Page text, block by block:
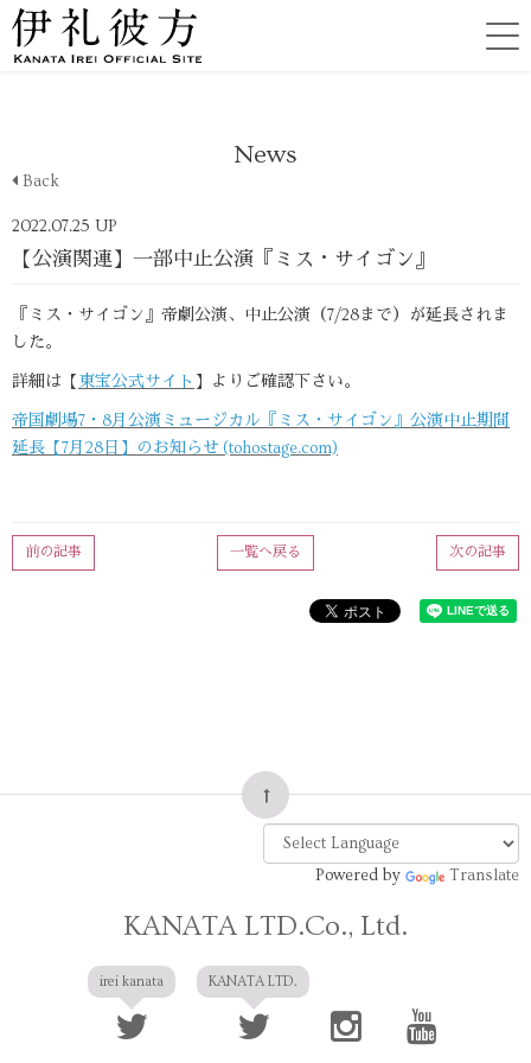
News
Back
2022.07.25 UP
【公演関連】一部中止公演『ミス・サイゴン』
『ミス・サイゴン』帝劇公演、中止公演（7/28まで）が延長されま
した。
詳細は【 東宝公式サイト 】よりご確認下さい。
帝国劇場7・8月公演ミュージカル『ミス・サイゴン』公演中止期間
延長【7月28日】のお知らせ (tohostage.com)
次の記事
一覧へ戻る
前の記事
Powered by Translate
KANATA LTD.Co., Ltd.
irei kanata KANATA LTD.